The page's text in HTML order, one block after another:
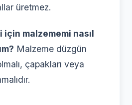
üretmez.
için malzememi nasıl
Malzeme düzgün
çapakları veya